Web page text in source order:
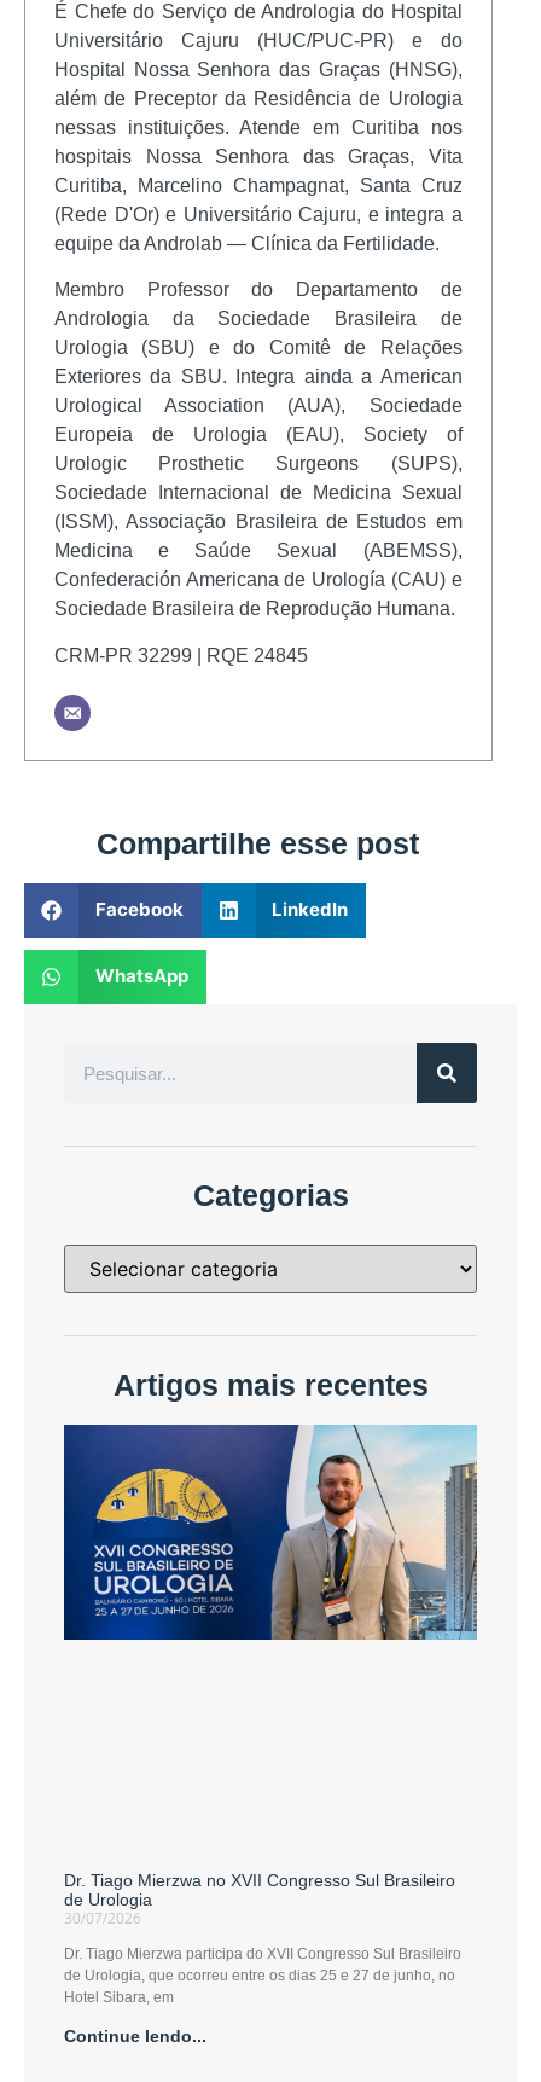
É Chefe do Serviço de Andrologia do Hospital
Universitário Cajuru (HUC/PUC-PR) e do
Hospital Nossa Senhora das Graças (HNSG),
além de Preceptor da Residência de Urologia
nessas instituições. Atende em Curitiba nos
hospitais Nossa Senhora das Graças, Vita
Curitiba, Marcelino Champagnat, Santa Cruz
(Rede D'Or) e Universitário Cajuru, e integra a
equipe da Androlab — Clínica da Fertilidade.
Membro Professor do Departamento de
Andrologia da Sociedade Brasileira de
Urologia (SBU) e do Comitê de Relações
Exteriores da SBU. Integra ainda a American
Urological Association (AUA), Sociedade
Europeia de Urologia (EAU), Society of
Urologic Prosthetic Surgeons (SUPS),
Sociedade Internacional de Medicina Sexual
(ISSM), Associação Brasileira de Estudos em
Medicina e Saúde Sexual (ABEMSS),
Confederación Americana de Urología (CAU) e
Sociedade Brasileira de Reprodução Humana.
CRM-PR 32299 | RQE 24845
Compartilhe esse post
Facebook LinkedIn
WhatsApp
Categorias
Artigos mais recentes
Dr. Tiago Mierzwa no XVII Congresso Sul Brasileiro
de Urologia
30/07/2026
Dr. Tiago Mierzwa participa do XVII Congresso Sul Brasileiro
de Urologia, que ocorreu entre os dias 25 e 27 de junho, no
Hotel Sibara, em
Continue lendo...